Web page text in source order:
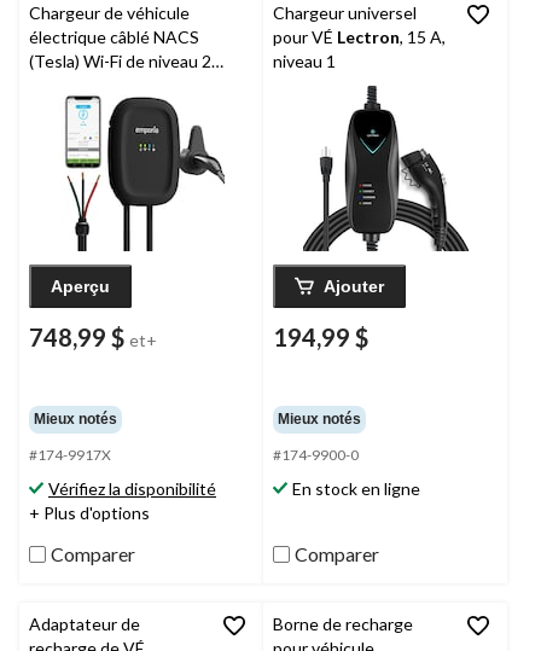
Chargeur de véhicule
électrique câblé NACS
(Tesla) Wi-Fi de niveau 2
Aperçu
748,99 $ et+
Mieux notés
#174-9917X
Vérifiez la disponibilité
+ Plus d'options
Comparer
Chargeur universel
pour VÉ Lectron, 15 A,
niveau 1
Ajouter
194,99 $
Mieux notés
#174-9900-0
En stock en ligne
Comparer
Adaptateur de
Borne de recharge